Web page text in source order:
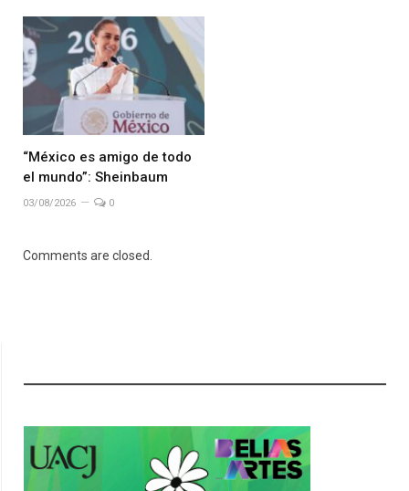
“México es amigo de todo
el mundo”: Sheinbaum
03/08/2026 0
Comments are closed.